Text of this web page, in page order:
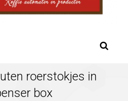
roerstokjes in
box